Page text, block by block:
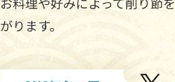
がります。